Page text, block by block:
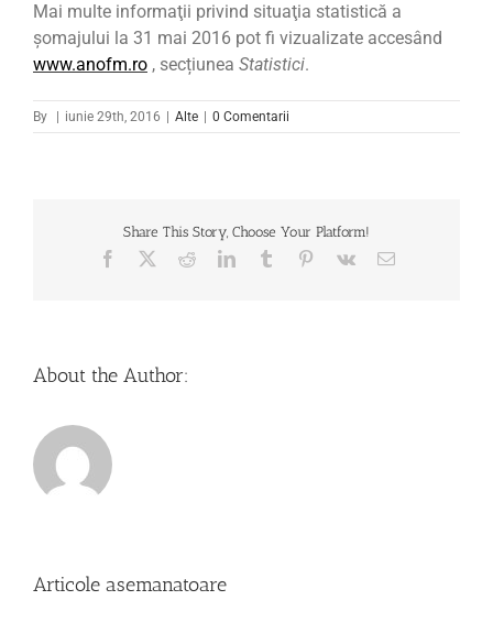
Mai multe informaţii privind situaţia statistică a
şomajului la 31 mai 2016 pot fi vizualizate accesând
www.anofm.ro , secțiunea Statistici.
By iunie 29th, 2016 Alte 0 Comentarii
Share This Story, Choose Your Platform!
Facebook RedditLinkedInTumblr Pinterest
Vk Email
About the Author:
Articole asemanatoare